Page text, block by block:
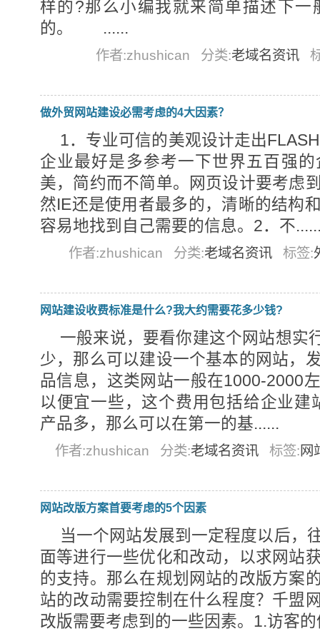
样的?那么小编我就来简单描述下一
的。 ......
作者:zhushican 分类:老域名资讯
做外贸网站建设必需考虑的4大因素？
1．专业可信的美观设计走出
企业最好是多参考一下世界五百强
美，简约而不简单。网页设计要考虑
然IE还是使用者最多的，清晰的结构
容易地找到自己需要的信息。2．不
作者:zhushican 分类:老域名资讯 标签:
网站建设收费标准是什么?我大约需要花多少钱?
一般来说，要看你建这个网站想
少，那么可以建设一个基本的网站，
品信息，这类网站一般在1000-2000
以便宜一些，这个费用包括给企业
产品多，那么可以在第一的基......
作者:zhushican 分类:老域名资讯 标签:网
网站改版方案首要考虑的5个因素
当一个网站发展到一定程度以后，
面等进行一些优化和改动，以求网站
的支持。那么在规划网站的改版方案
站的改动需要控制在什么程度？千盟
改版需要考虑到的一些因素。1.访客的